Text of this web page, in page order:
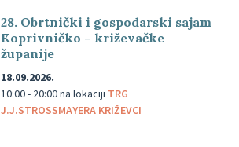
28. Obrtnički i gospodarski sajam
Koprivničko – križevačke
županije
18.09.2026.
10:00 - 20:00na lokaciji TRG
J.J.STROSSMAYERA KRIŽEVCI